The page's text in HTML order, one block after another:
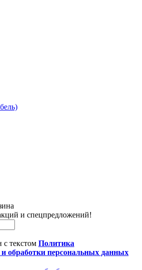
и спецпредложений!
с текстом Политика
обработки персональных данных